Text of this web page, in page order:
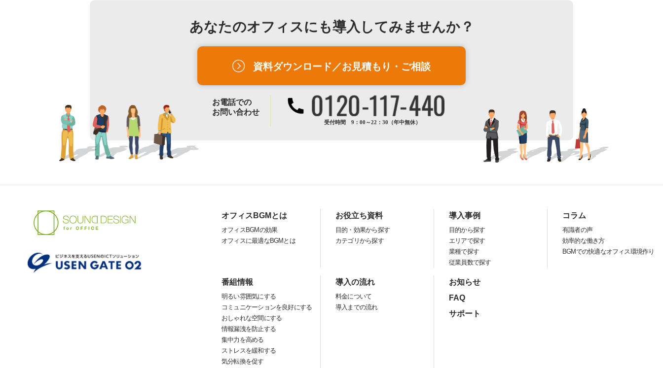
あなたのオフィスにも導入してみませんか？
資料ダウンロード／お見積もり・ご相談
お電話での
お問い合わせ
受付時間 9：00～22：30（年中無休）
オフィスBGMとは
オフィスBGMの効果
オフィスに最適なBGMとは
お役立ち資料
目的・効果から探す
カテゴリから探す
導入事例
目的から探す
エリアで探す
業種で探す
従業員数で探す
コラム
有識者の声
効率的な働き方
BGMでの快適なオフィス環境作り
番組情報
明るい雰囲気にする
コミュニケーションを良好にする
おしゃれな空間にする
情報漏洩を防止する
集中力を高める
ストレスを緩和する
気分転換を促す
導入の流れ
料金について
導入までの流れ
お知らせ
FAQ
サポート